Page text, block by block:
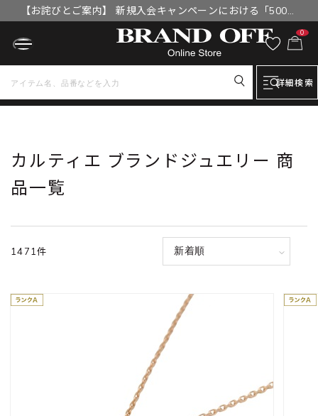
【お詫びとご案内】 新規入会キャンペーンにおける「500円
OFFクーポン」付与漏れと補填について
0
詳細検索
カルティエ ブランドジュエリー 商
品一覧
1471件